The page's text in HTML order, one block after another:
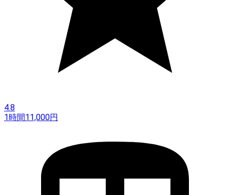
4.8
1時間11,000円